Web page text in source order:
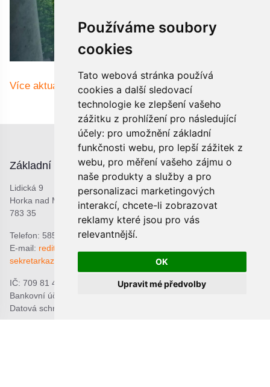
Používáme soubory
cookies
Tato webová stránka používá
cookies a další sledovací
technologie ke zlepšení vašeho
zážitku z prohlížení pro následující
účely: pro umožnění základní
funkčnosti webu, pro lepší zážitek z
webu, pro měření vašeho zájmu o
naše produkty a služby a pro
personalizaci marketingových
interakcí, chcete-li zobrazovat
reklamy které jsou pro vás
relevantnější.
OK
Upravit mé předvolby
Více aktualit
Základní škola
Lidická 9
Horka nad Moravou
783 35
Telefon: 585 378 047
E-mail: reditel@zshorka.cz
sekretarkazshorka@seznam.cz
IČ: 709 81 493
Bankovní účet: 1809609309/0800
Datová schránka: bjema48